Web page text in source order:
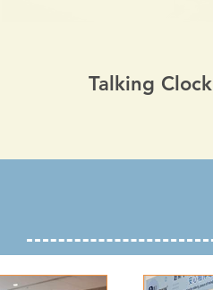
Talking Clock